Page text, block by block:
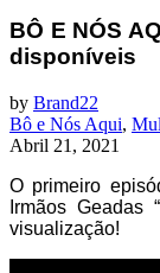
BÔ E NÓS
disponíveis
by Brand22
Bô e Nós Aqui,
Abril 21, 2021
O primeiro
Irmãos
visualização!